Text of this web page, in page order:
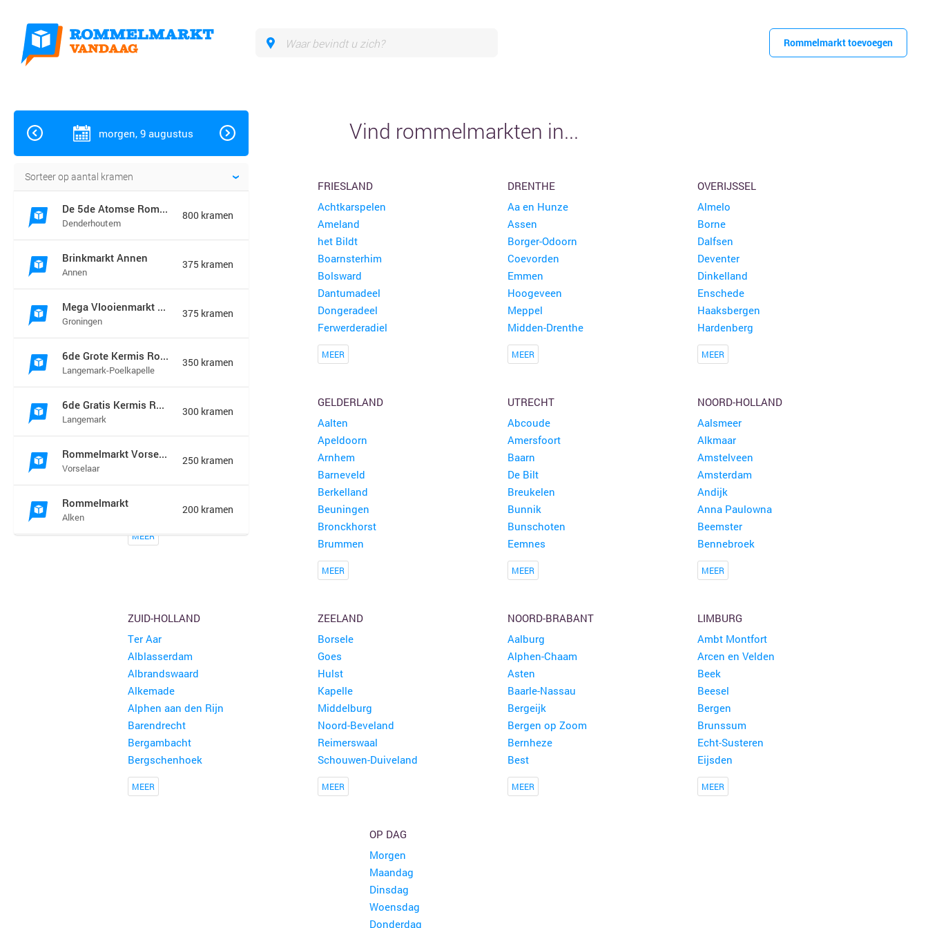
Rommelmarkt toevoegen
morgen, 9 augustus
De 5de Atomse Rommelmarkt
Denderhoutem
800 kramen
Brinkmarkt Annen
Annen
375 kramen
Mega Vlooienmarkt en Kofferbakverkoop Groningen (mega markt)
Groningen
375 kramen
6de Grote Kermis Rommel Markt in de Madonna
Langemark-Poelkapelle
350 kramen
6de Gratis Kermis Rommelmarkt in de Madonna
Langemark
300 kramen
Rommelmarkt Vorselaar
Vorselaar
250 kramen
Rommelmarkt
Alken
200 kramen
150 kramen
Buitenrommelmarkt 150 kramen
Rommelmarkt Teunenberg 150 kramen
Vind rommelmarkten in...
Appingedam
Bellingwedde
Ten Boer
Eemsmond
Groningen
MEER
FRIESLAND
Achtkarspelen
Ameland
het Bildt
Boarnsterhim
Bolsward
Dantumadeel
Dongeradeel
Ferwerderadiel
MEER
DRENTHE
Aa en Hunze
Assen
Borger-Odoorn
Coevorden
Emmen
Hoogeveen
Meppel
Midden-Drenthe
MEER
OVERIJSSEL
Almelo
Borne
Dalfsen
Deventer
Dinkelland
Enschede
Haaksbergen
Hardenberg
MEER
FLEVOLAND
Dronten
Lelystad
Zeewolde
MEER
GELDERLAND
Aalten
Apeldoorn
Arnhem
Barneveld
Berkelland
Beuningen
Bronckhorst
Brummen
MEER
UTRECHT
Abcoude
Amersfoort
Baarn
De Bilt
Breukelen
Bunnik
Bunschoten
Eemnes
MEER
NOORD-HOLLAND
Aalsmeer
Alkmaar
Amstelveen
Amsterdam
Andijk
Anna Paulowna
Beemster
Bennebroek
MEER
ZUID-HOLLAND
Ter Aar
Alblasserdam
Albrandswaard
Alkemade
Alphen aan den Rijn
Barendrecht
Bergambacht
Bergschenhoek
MEER
ZEELAND
Borsele
Goes
Hulst
Kapelle
Middelburg
Noord-Beveland
Reimerswaal
Schouwen-Duiveland
MEER
NOORD-BRABANT
Aalburg
Alphen-Chaam
Asten
Baarle-Nassau
Bergeijk
Bergen op Zoom
Bernheze
Best
MEER
LIMBURG
Ambt Montfort
Arcen en Velden
Beek
Beesel
Bergen
Brunssum
Echt-Susteren
Eijsden
MEER
OP DAG
Morgen
Maandag
Dinsdag
Woensdag
Donderdag